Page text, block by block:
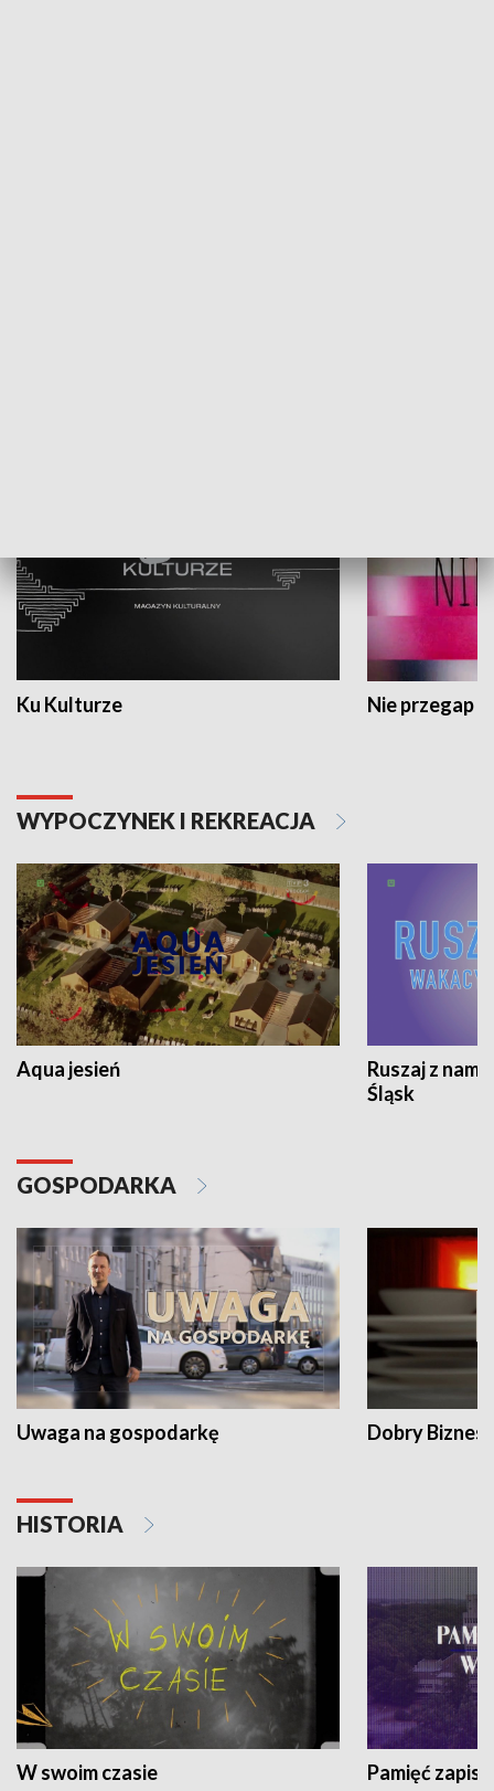
Ku Kulturze Nie przegap
WYPOCZYNEK I REKREACJA
Aqua jesień
Ruszaj z
Śląsk
GOSPODARKA
Uwaga na gospodarkę Dobry Biznes
HISTORIA
W swoim czasie Pamięć